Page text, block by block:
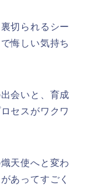
切られるシー
悔しい気持ち
会いと、育成
セスがワクワ
天使へと変わ
あってすごく